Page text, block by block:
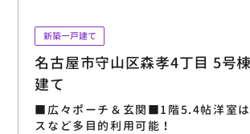
新築一戸建て
名古屋市守山区森孝4丁目 5号
建て
■広々ポーチ＆玄関■1階5.4帖洋室は
スなど多目的利用可能！